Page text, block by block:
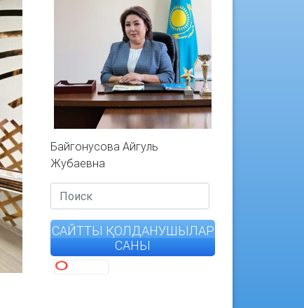
Байгонусова Айгуль
Жубаевна
САЙТТЫ ҚОЛДАНУШЫЛАР
САНЫ